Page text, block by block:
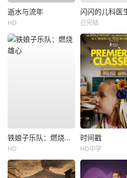
逝水与流年
HD 已完结
铁娘子乐队：燃烧雄心
HD
时间戳
HD中字